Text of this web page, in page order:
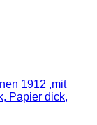
1912 ,mit
Papier dick,